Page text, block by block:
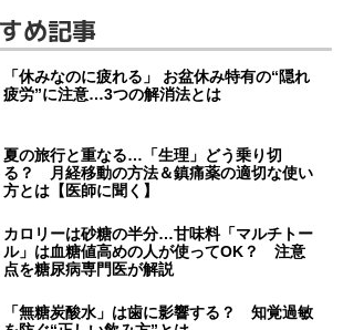
め記事
「休みなのに疲れる」 お盆休み特有の“隠れ
疲労”に注意…3つの解消法とは
夏の旅行と重なる…「生理」どう乗り切
る？ 月経移動の方法＆鎮痛薬の適切な使い
方とは【医師に聞く】
カロリーは砂糖の半分…甘味料「マルチトー
ル」は血糖値高めの人が使ってOK？ 注意
点を糖尿病専門医が解説
「無糖炭酸水」は歯に影響する？ 知覚過敏